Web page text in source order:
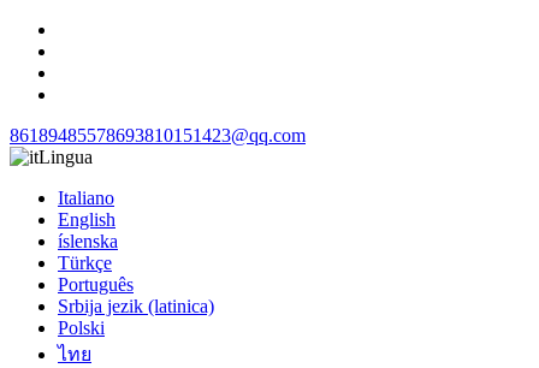
86189485578693810151423@qq.com
Lingua
Italiano
English
íslenska
Türkçe
Português
Srbija jezik (latinica)
Polski
ไทย